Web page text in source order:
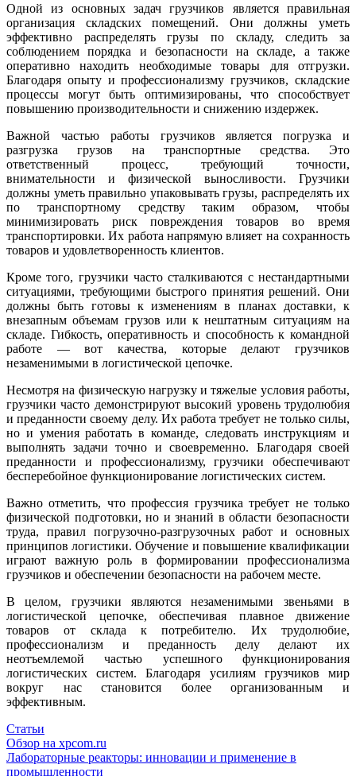
Одной из основных задач грузчиков является правильная
организация складских помещений. Они должны уметь
эффективно распределять грузы по складу, следить за
соблюдением порядка и безопасности на складе, а также
оперативно находить необходимые товары для отгрузки.
Благодаря опыту и профессионализму грузчиков, складские
процессы могут быть оптимизированы, что способствует
повышению производительности и снижению издержек.
Важной частью работы грузчиков является погрузка и
разгрузка грузов на транспортные средства. Это
ответственный процесс, требующий точности,
внимательности и физической выносливости. Грузчики
должны уметь правильно упаковывать грузы, распределять их
по транспортному средству таким образом, чтобы
минимизировать риск повреждения товаров во время
транспортировки. Их работа напрямую влияет на сохранность
товаров и удовлетворенность клиентов.
Кроме того, грузчики часто сталкиваются с нестандартными
ситуациями, требующими быстрого принятия решений. Они
должны быть готовы к изменениям в планах доставки, к
внезапным объемам грузов или к нештатным ситуациям на
складе. Гибкость, оперативность и способность к командной
работе — вот качества, которые делают грузчиков
незаменимыми в логистической цепочке.
Несмотря на физическую нагрузку и тяжелые условия работы,
грузчики часто демонстрируют высокий уровень трудолюбия
и преданности своему делу. Их работа требует не только силы,
но и умения работать в команде, следовать инструкциям и
выполнять задачи точно и своевременно. Благодаря своей
преданности и профессионализму, грузчики обеспечивают
бесперебойное функционирование логистических систем.
Важно отметить, что профессия грузчика требует не только
физической подготовки, но и знаний в области безопасности
труда, правил погрузочно-разгрузочных работ и основных
принципов логистики. Обучение и повышение квалификации
играют важную роль в формировании профессионализма
грузчиков и обеспечении безопасности на рабочем месте.
В целом, грузчики являются незаменимыми звеньями в
логистической цепочке, обеспечивая плавное движение
товаров от склада к потребителю. Их трудолюбие,
профессионализм и преданность делу делают их
неотъемлемой частью успешного функционирования
логистических систем. Благодаря усилиям грузчиков мир
вокруг нас становится более организованным и
эффективным.
Статьи
Навигация
по
Обзор на xpcom.ru
Лабораторные реакторы: инновации и применение в
промышленности